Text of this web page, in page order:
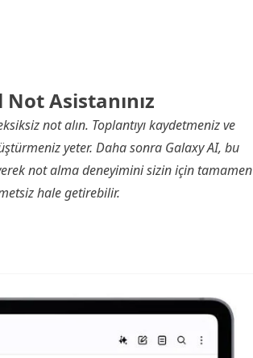
Not Asistanınız
not alın. Toplantıyı kaydetmeniz ve
yeter. Daha sonra Galaxy AI, bu
not alma deneyimini sizin için tamamen
hale getirebilir.